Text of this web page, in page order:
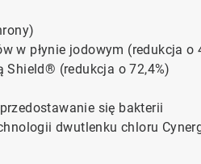
w płynie jodowym (redukcja o
Shield® (redukcja o 72,4%)
się bakterii
dwutlenku chloru